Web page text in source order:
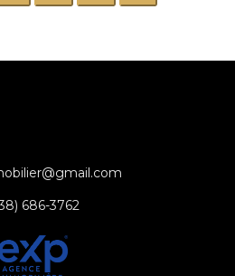
686-3762